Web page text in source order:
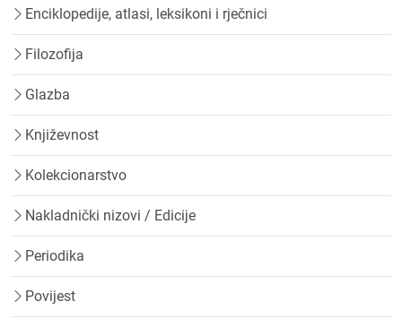
Enciklopedije, atlasi, leksikoni i rječnici
Filozofija
Glazba
Književnost
Kolekcionarstvo
Nakladnički nizovi / Edicije
Periodika
Povijest